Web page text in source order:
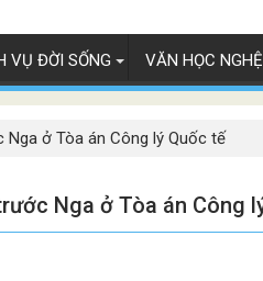
VỤ ĐỜI SỐNG VĂN HỌC
Nga ở Tòa án Công lý Quốc tế
Nga ở Tòa án Công